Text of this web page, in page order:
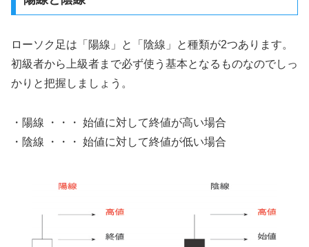
ローソク足は「陽線」と「陰線」と種類が2つあります。
初級者から上級者まで必ず使う基本となるものなのでしっ
かりと把握しましょう。
・陽線 ・・・ 始値に対して終値が高い場合
・陰線 ・・・ 始値に対して終値が低い場合